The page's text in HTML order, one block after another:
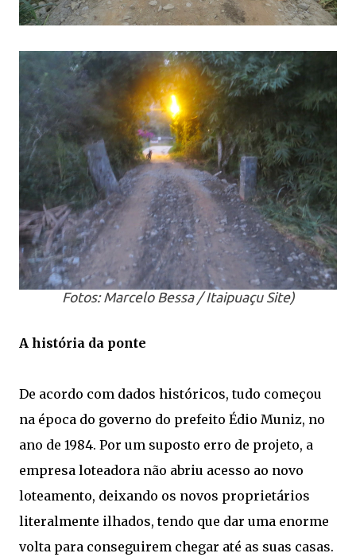
Fotos: Marcelo Bessa / Itaipuaçu Site)
A história da ponte
De acordo com dados históricos, tudo começou
na época do governo do prefeito Édio Muniz, no
ano de 1984. Por um suposto erro de projeto, a
empresa loteadora não abriu acesso ao novo
loteamento, deixando os novos proprietários
literalmente ilhados, tendo que dar uma enorme
volta para conseguirem chegar até as suas casas.